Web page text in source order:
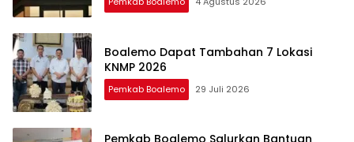
Boalemo Dapat Tambahan 7 Lokasi
KNMP 2026
Pemkab Boalemo 29 Juli 2026